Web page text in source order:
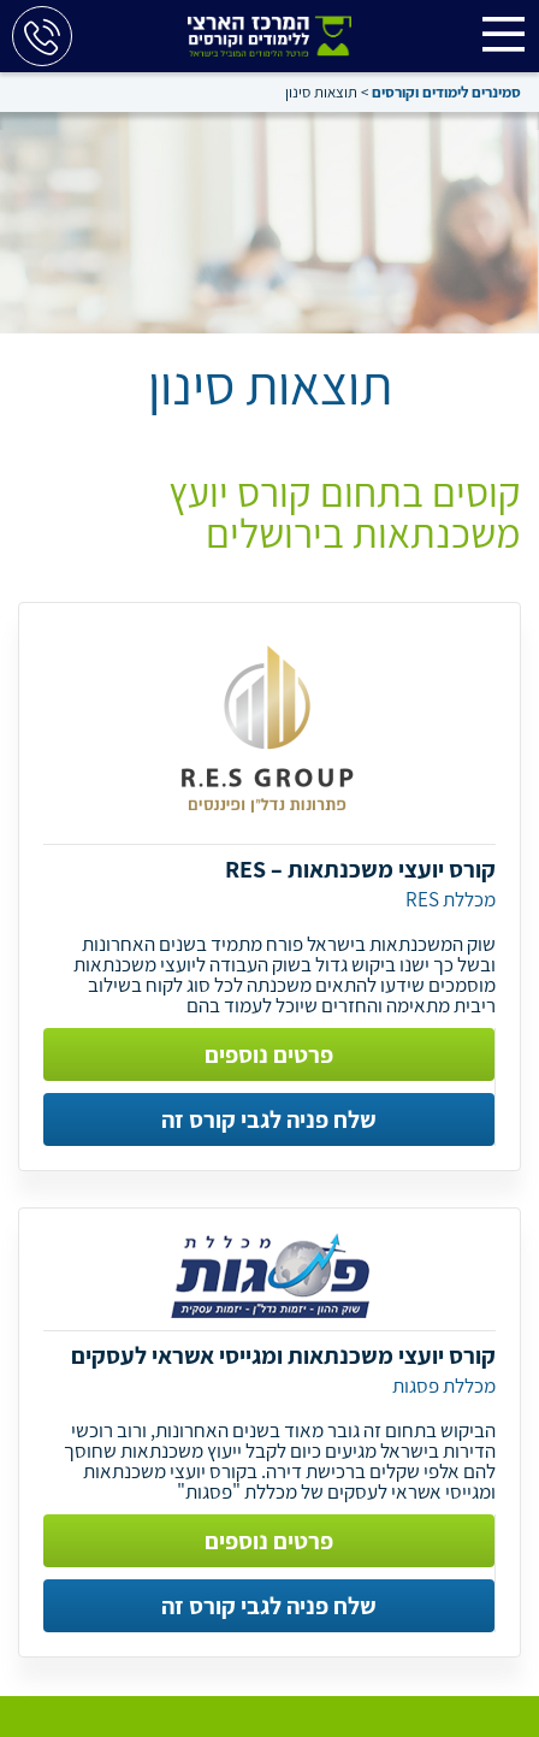
סמינרים לימודים וקורסים> תוצאות סינון
תוצאות סינון
קוסים בתחום קורס יועץ
משכנתאות בירושלים
קורס יועצי משכנתאות – RES
מכללת RES
שוק המשכנתאות בישראל פורח מתמיד בשנים האחרונות
ובשל כך ישנו ביקוש גדול בשוק העבודה ליועצי משכנתאות
מוסמכים שידעו להתאים משכנתה לכל סוג לקוח בשילוב
ריבית מתאימה והחזרים שיוכל לעמוד בהם
פרטים נוספים
שלח פניה לגבי קורס זה
קורס יועצי משכנתאות ומגייסי אשראי לעסקים
מכללת פסגות
הביקוש בתחום זה גובר מאוד בשנים האחרונות, ורוב רוכשי
הדירות בישראל מגיעים כיום לקבל ייעוץ משכנתאות שחוסך
להם אלפי שקלים ברכישת דירה. בקורס יועצי משכנתאות
ומגייסי אשראי לעסקים של מכללת "פסגות"
פרטים נוספים
שלח פניה לגבי קורס זה